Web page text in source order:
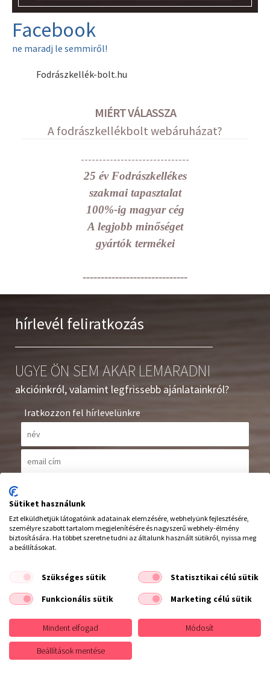
Facebook
ne maradj le semmiről!
Fodrászkellék-bolt.hu
MIÉRT VÁLASSZA
A fodrászkellékbolt webáruházat?
------------------------------
25 év Fodrászkellékes
szakmai tapasztalat
100%-ig magyar cég
A legjobb minőséget
gyártók termékei
-----------------------------
hírlevél feliratkozás
UGYE ÖN SEM AKAR LEMARADNI
akcióinkról, valamint legfrissebb ajánlatainkról?
Iratkozzon fel hírlevelünkre
Leiratkozás a hírlevélről
Elállás a szerződéstől
Hívjon minket :
20/942 2753
Sütiket használunk
Ezt elküldhetjük látogatóink adatainak elemzésére, webhelyünk fejlesztésére,
személyre szabott tartalom megjelenítésére és nagyszerű webhely-élmény
biztosítására. Ha többet szeretne tudni az általunk használt sütikről, nyissa meg
a beállításokat.
Szükséges sütik
Statisztikai célú sütik
Funkcionális sütik
Marketing célú sütik
Mindent elfogad Módosít
Beállítások mentése